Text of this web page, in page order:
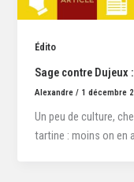
Édito
Sage contre Dujeux
Alexandre/ 1 décembre
Un peu de culture,
tartine : moins on en